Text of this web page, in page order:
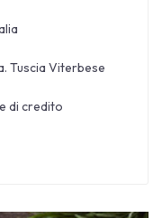
Tuscia Viterbese
di credito